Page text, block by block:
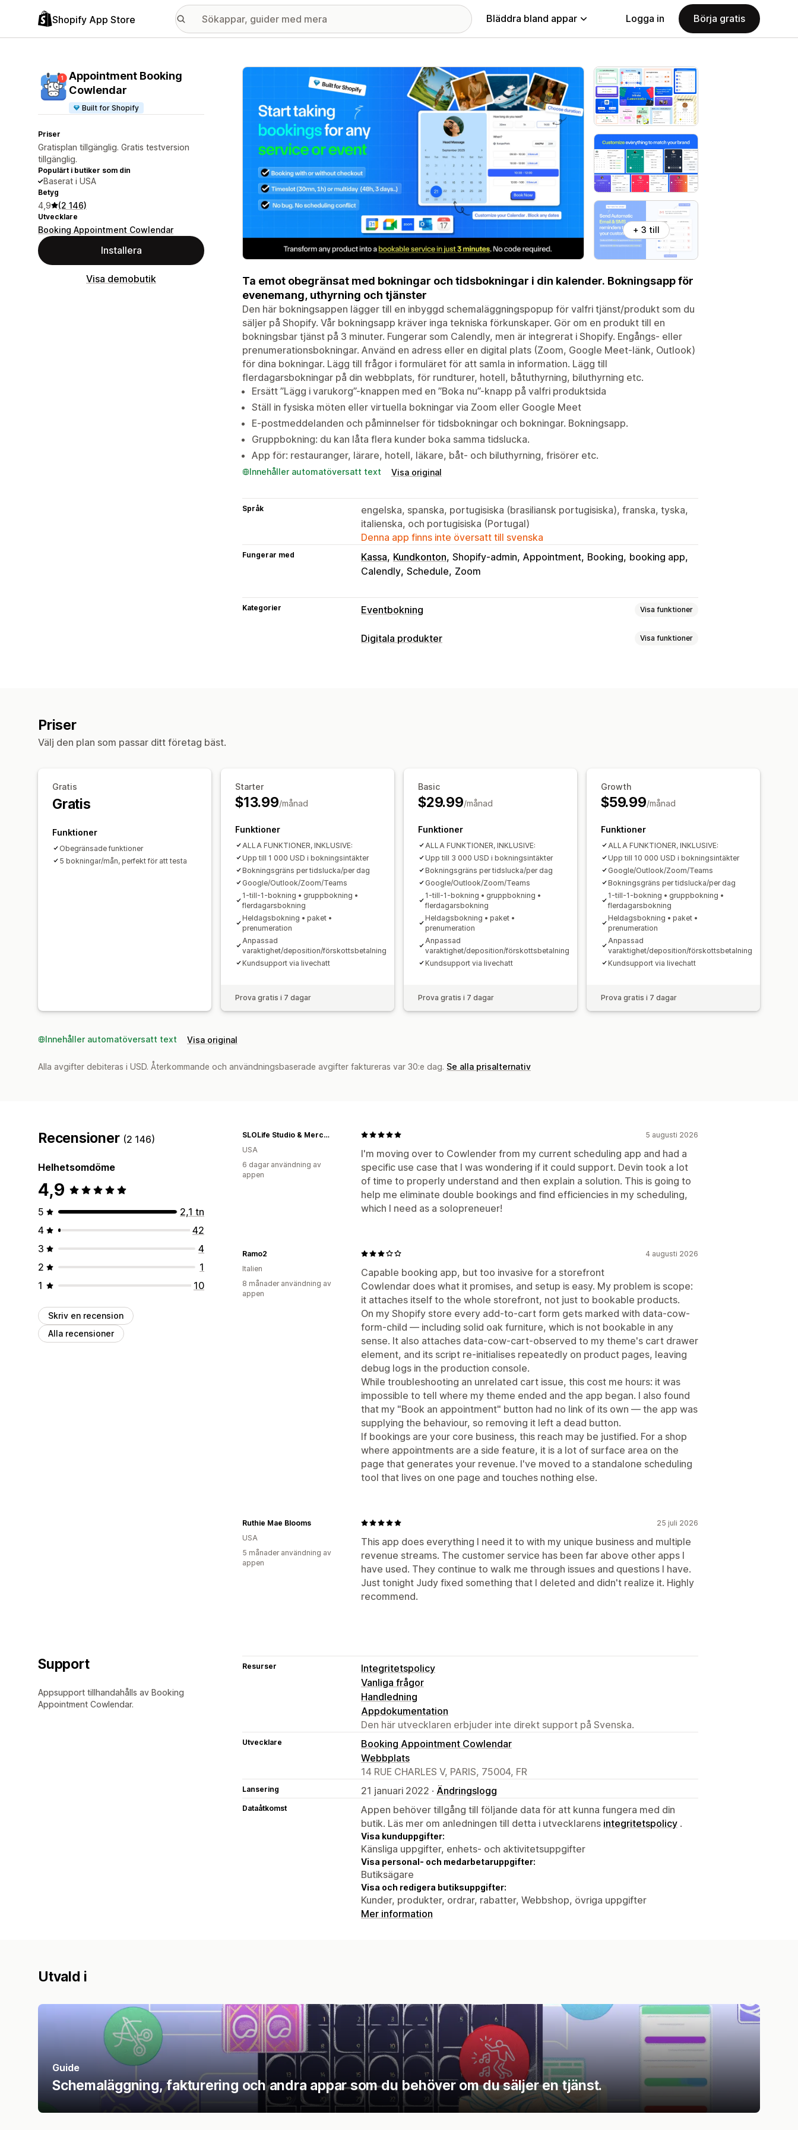
Shopify App Store Bläddra bland appar Logga in Börja gratis
Appointment Booking
Cowlendar
Built for Shopify
Priser
Gratisplan tillgänglig. Gratis testversion
tillgänglig.
Populärt i butiker som din
Baserat i USA
Betyg
4,9 (2 146)
Utvecklare
Booking Appointment Cowlendar
Installera
Visa demobutik
Galleri med utvalda bilder
+ 3 till
Ta emot obegränsat med bokningar och tidsbokningar i din kalender. Bokningsapp för
evenemang, uthyrning och tjänster
Den här bokningsappen lägger till en inbyggd schemaläggningspopup för valfri tjänst/produkt som du
säljer på Shopify. Vår bokningsapp kräver inga tekniska förkunskaper. Gör om en produkt till en
bokningsbar tjänst på 3 minuter. Fungerar som Calendly, men är integrerat i Shopify. Engångs- eller
prenumerationsbokningar. Använd en adress eller en digital plats (Zoom, Google Meet-länk, Outlook)
för dina bokningar. Lägg till frågor i formuläret för att samla in information. Lägg till
flerdagarsbokningar på din webbplats, för rundturer, hotell, båtuthyrning, biluthyrning etc.
Ersätt ”Lägg i varukorg”-knappen med en ”Boka nu”-knapp på valfri produktsida
Ställ in fysiska möten eller virtuella bokningar via Zoom eller Google Meet
E-postmeddelanden och påminnelser för tidsbokningar och bokningar. Bokningsapp.
Gruppbokning: du kan låta flera kunder boka samma tidslucka.
App för: restauranger, lärare, hotell, läkare, båt- och biluthyrning, frisörer etc.
Innehåller automatöversatt text Visa original
Språk
engelska, spanska, portugisiska (brasiliansk portugisiska), franska, tyska,
italienska, och portugisiska (Portugal)
Denna app finns inte översatt till svenska
Fungerar med Kassa Kundkonton Shopify-admin Appointment Booking booking app
Calendly Schedule Zoom
Kategorier Eventbokning Visa funktioner
Evenemangstyp
Betalningar
Personaladministration
Anpassade meddelanden
Digitala produkter Visa funktioner
Priser
Välj den plan som passar ditt företag bäst.
Gratis
Gratis
Funktioner
Obegränsade funktioner
5 bokningar/mån, perfekt för att testa
Starter
$13.99/månad
Funktioner
ALLA FUNKTIONER, INKLUSIVE:
Upp till 1 000 USD i bokningsintäkter
Bokningsgräns per tidslucka/per dag
Google/Outlook/Zoom/Teams
1-till-1-bokning • gruppbokning •
flerdagarsbokning
Heldagsbokning • paket •
prenumeration
Anpassad
varaktighet/deposition/förskottsbetalning
Kundsupport via livechatt
Prova gratis i 7 dagar
Basic
$29.99/månad
Funktioner
ALLA FUNKTIONER, INKLUSIVE:
Upp till 3 000 USD i bokningsintäkter
Bokningsgräns per tidslucka/per dag
Google/Outlook/Zoom/Teams
1-till-1-bokning • gruppbokning •
flerdagarsbokning
Heldagsbokning • paket •
prenumeration
Anpassad
varaktighet/deposition/förskottsbetalning
Kundsupport via livechatt
Prova gratis i 7 dagar
Growth
$59.99/månad
Funktioner
ALLA FUNKTIONER, INKLUSIVE:
Upp till 10 000 USD i bokningsintäkter
Google/Outlook/Zoom/Teams
Bokningsgräns per tidslucka/per dag
1-till-1-bokning • gruppbokning •
flerdagarsbokning
Heldagsbokning • paket •
prenumeration
Anpassad
varaktighet/deposition/förskottsbetalning
Kundsupport via livechatt
Prova gratis i 7 dagar
Innehåller automatöversatt text Visa original
Alla avgifter debiteras i USD. Återkommande och användningsbaserade avgifter faktureras var 30:e dag. Se alla prisalternativ
Recensioner (2 146)
Helhetsomdöme
4,9
5
2,1 tn
4
42
3
4
2
1
1
10
Skriv en recension
Alla recensioner
5 augusti 2026
I'm moving over to Cowlender from my current scheduling app and had a
specific use case that I was wondering if it could support. Devin took a lot
of time to properly understand and then explain a solution. This is going to
help me eliminate double bookings and find efficiencies in my scheduling,
which I need as a solopreneuer!
SLOLife Studio & Mercantile
USA
6 dagar användning av
appen
4 augusti 2026
Capable booking app, but too invasive for a storefront
Cowlendar does what it promises, and setup is easy. My problem is scope:
it attaches itself to the whole storefront, not just to bookable products.
On my Shopify store every add-to-cart form gets marked with data-cow-
form-child — including solid oak furniture, which is not bookable in any
sense. It also attaches data-cow-cart-observed to my theme's cart drawer
element, and its script re-initialises repeatedly on product pages, leaving
debug logs in the production console.
While troubleshooting an unrelated cart issue, this cost me hours: it was
impossible to tell where my theme ended and the app began. I also found
that my "Book an appointment" button had no link of its own — the app was
supplying the behaviour, so removing it left a dead button.
If bookings are your core business, this reach may be justified. For a shop
where appointments are a side feature, it is a lot of surface area on the
page that generates your revenue. I've moved to a standalone scheduling
tool that lives on one page and touches nothing else.
Ramo2
Italien
8 månader användning av
appen
25 juli 2026
This app does everything I need it to with my unique business and multiple
revenue streams. The customer service has been far above other apps I
have used. They continue to walk me through issues and questions I have.
Just tonight Judy fixed something that I deleted and didn't realize it. Highly
recommend.
Ruthie Mae Blooms
USA
5 månader användning av
appen
Support
Appsupport tillhandahålls av Booking
Appointment Cowlendar.
Resurser
Integritetspolicy
Vanliga frågor
Handledning
Appdokumentation
Den här utvecklaren erbjuder inte direkt support på Svenska.
Utvecklare
Booking Appointment Cowlendar
Webbplats
14 RUE CHARLES V, PARIS, 75004, FR
Lansering 21 januari 2022 · Ändringslogg
Dataåtkomst
Appen behöver tillgång till följande data för att kunna fungera med din
butik. Läs mer om anledningen till detta i utvecklarens integritetspolicy .
Visa kunduppgifter:
Känsliga uppgifter, enhets- och aktivitetsuppgifter
Visa personal- och medarbetaruppgifter:
Butiksägare
Visa och redigera butiksuppgifter:
Kunder, produkter, ordrar, rabatter, Webbshop, övriga uppgifter
Mer information
Utvald i
Guide
Schemaläggning, fakturering och andra appar som du behöver om du säljer en tjänst.